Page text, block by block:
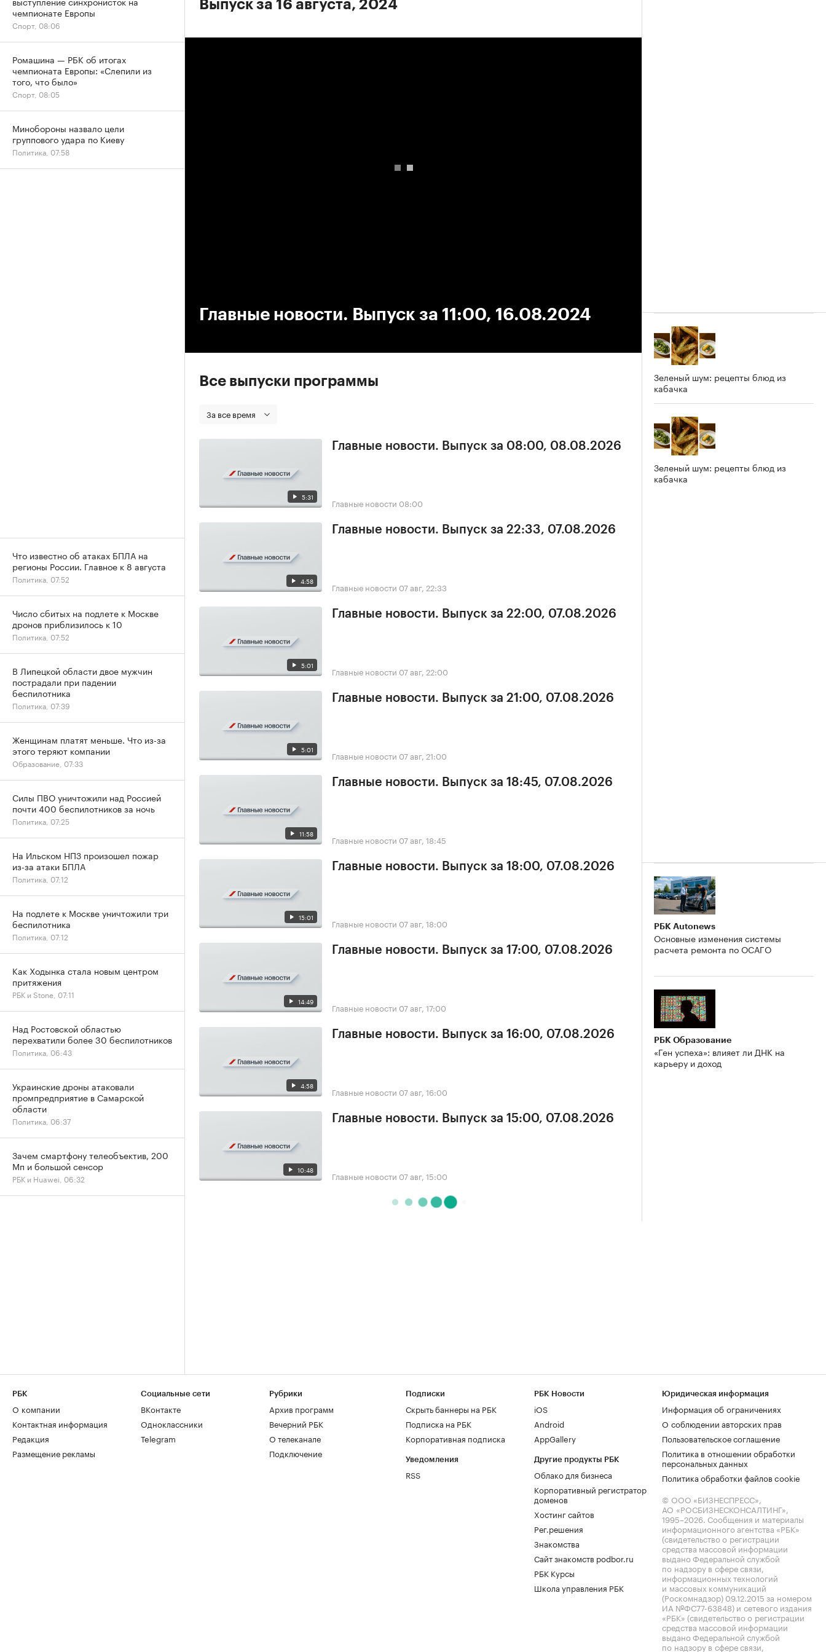
Выпуск за 16 августа, 2024
Главные новости. Выпуск за 11:00, 16.08.2024
Все выпуски программы
За все время
5:31
Главные новости. Выпуск за 08:00, 08.08.2026
Главные новости 08:00
4:58
Главные новости. Выпуск за 22:33, 07.08.2026
Главные новости 07 авг, 22:33
5:01
Главные новости. Выпуск за 22:00, 07.08.2026
Главные новости 07 авг, 22:00
5:01
Главные новости. Выпуск за 21:00, 07.08.2026
Главные новости 07 авг, 21:00
11:58
Главные новости. Выпуск за 18:45, 07.08.2026
Главные новости 07 авг, 18:45
15:01
Главные новости. Выпуск за 18:00, 07.08.2026
Главные новости 07 авг, 18:00
14:49
Главные новости. Выпуск за 17:00, 07.08.2026
Главные новости 07 авг, 17:00
4:58
Главные новости. Выпуск за 16:00, 07.08.2026
Главные новости 07 авг, 16:00
10:48
Главные новости. Выпуск за 15:00, 07.08.2026
Главные новости 07 авг, 15:00
Зеленый шум: рецепты блюд из
кабачка
Зеленый шум: рецепты блюд из
кабачка
РБК Autonews
Основные изменения системы
расчета ремонта по ОСАГО
РБК Образование
«Ген успеха»: влияет ли ДНК на
карьеру и доход
чемпионате Европы
Спорт, 08:06
Ромашина — РБК об итогах
чемпионата Европы: «Слепили из
того, что было»
Спорт, 08:05
Минобороны назвало цели
группового удара по Киеву
Политика, 07:58
Что известно об атаках БПЛА на
регионы России. Главное к 8 августа
Политика, 07:52
Число сбитых на подлете к Москве
дронов приблизилось к 10
Политика, 07:52
В Липецкой области двое мужчин
пострадали при падении
беспилотника
Политика, 07:39
Женщинам платят меньше. Что из-за
этого теряют компании
Образование, 07:33
Силы ПВО уничтожили над Россией
почти 400 беспилотников за ночь
Политика, 07:25
На Ильском НПЗ произошел пожар
из-за атаки БПЛА
Политика, 07:12
На подлете к Москве уничтожили три
беспилотника
Политика, 07:12
Как Ходынка стала новым центром
притяжения
РБК и Stone, 07:11
Над Ростовской областью
перехватили более 30 беспилотников
Политика, 06:43
Украинские дроны атаковали
промпредприятие в Самарской
области
Политика, 06:37
Зачем смартфону телеобъектив, 200
Мп и большой сенсор
РБК и Huawei, 06:32
РБК
О компании
Контактная информация
Редакция
Размещение рекламы
Социальные сети
ВКонтакте
Одноклассники
Telegram
Рубрики
Архив программ
Вечерний РБК
О телеканале
Подключение
Подписки
Скрыть баннеры на РБК
Подписка на РБК
Корпоративная подписка
Уведомления
RSS
РБК Новости
iOS
Android
AppGallery
Другие продукты РБК
Облако для бизнеса
Корпоративный регистратор
доменов
Хостинг сайтов
Рег.решения
Знакомства
Сайт знакомств podbor.ru
РБК Курсы
Школа управления РБК
Юридическая информация
Информация об ограничениях
О соблюдении авторских прав
Пользовательское соглашение
Политика в отношении обработки
персональных данных
Политика обработки файлов cookie
© ООО «БИЗНЕСПРЕСС»,
АО «РОСБИЗНЕСКОНСАЛТИНГ»,
1995–2026. Сообщения и материалы
информационного агентства «РБК»
(свидетельство о регистрации
средства массовой информации
выдано Федеральной службой
по надзору в сфере связи,
информационных технологий
и массовых коммуникаций
(Роскомнадзор) 09.12.2015 за номером
ИА №ФС77-63848) и сетевого издания
«РБК» (свидетельство о регистрации
средства массовой информации
выдано Федеральной службой
по надзору в сфере связи,